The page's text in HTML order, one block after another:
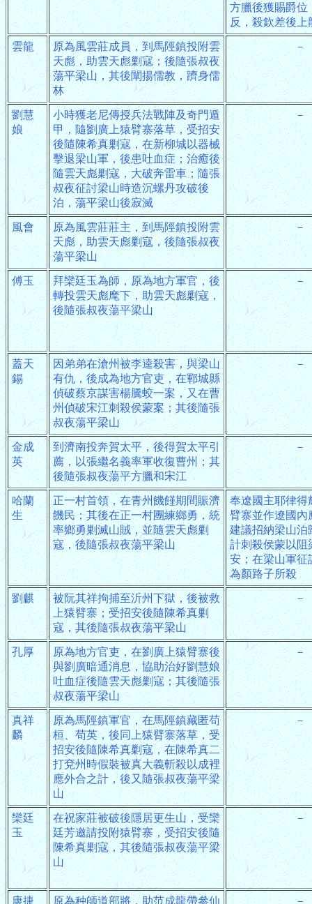
方臘後獲賜爵位
反，殺欽差後上
雲龍
原為風雲莊成員，到馬陘鎮投附雲
天彪，助雲天彪剿寇；後隨張叔夜
蕩平梁山，其後闡揚儒教，躋身儒
林
－
劉慧
娘
小時獲老尼傳授兵法戰陣及奇門遁
甲，隨劉廣上猿臂寨落草，受招安
後隨陳希真剿寇，在新柳城以器械
擊退梁山軍，後患吐血症；治癒後
隨雲天彪剿寇，大破奔雷車；隨張
叔夜征討梁山時造沉螺丹攻破後
泊，蕩平梁山後寂滅
－
風會
原為風雲莊莊主，到馬陘鎮投附雲
天彪，助雲天彪剿寇，後隨張叔夜
蕩平梁山
－
傅玉
拜欒廷玉為師，原為地方軍官，後
轉投雲天彪麾下，助雲天彪剿寇，
後隨張叔夜蕩平梁山
－
蓋天
錫
因弟弟在滄州被李逵殺害，與梁山
有仇，後成為地方官吏，在鄆城縣
偵破蔡京謀害楊騰蛟一案，又在曹
州偵破宋江刺殺侯蒙案；其後隨張
叔夜蕩平梁山
－
金成
英
到濟南投奔賀太平，後得賀太平引
薦，以張繼名義率軍收復曹州；其
後隨張叔夜蕩平方臘和宋江
－
哈蘭
生
正一村首領，在青州饑饉期間賑濟
饑民；其後在正一村團練鄉勇，統
率鄉勇剿滅山賊，並隨雲天彪剿
寇，後隨張叔夜蕩平梁山
奉遼國主耶律得
臂寨並作遼國內
建議招納梁山泊
計刺殺侯蒙以阻
安；在梁山軍征
為顏路子所殺
劉麒
被阮其祥拘捕至沂州下獄，後被救
上猿臂寨；受招安後隨陳希真剿
寇，其後隨張叔夜蕩平梁山
－
孔厚
原為地方官吏，在劉廣上猿臂寨後
與劉廣暗通消息，協助治好劉慧娘
吐血症後隨雲天彪剿寇；其後隨張
叔夜蕩平梁山
－
真祥
麟
原為馬陘鎮軍官，在馬陘鎮藏匿苟
桓、苟英，後同上猿臂寨落草，受
招安後隨陳希真剿寇，在陳希真二
打兗州時假裝被真大義斬殺以成裡
應外合之計，後又隨張叔夜蕩平梁
山
－
欒廷
玉
在祝家莊被破後隱居更生山，受欒
廷芳邀請投附猿臂寨，受招安後隨
陳希真剿寇，其後隨張叔夜蕩平梁
山
－
康捷 原為种師道部將，助范成龍帶參仙 －